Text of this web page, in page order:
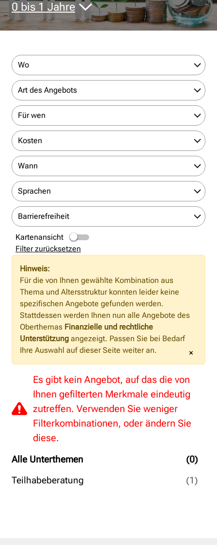
0 bis 1 Jahre
Alle Unterthemen
(0)
Teilhabeberatung
(1)
Wo
Art des Angebots
Für wen
Kosten
Wann
Sprachen
Barrierefreiheit
Kartenansicht
Filter zurücksetzen
Hinweis:
Für die von Ihnen gewählte Kombination aus
Thema und Altersstruktur konnten leider keine
spezifischen Angebote gefunden werden.
Stattdessen werden Ihnen nun alle Angebote des
Oberthemas Finanzielle und rechtliche
Unterstützung angezeigt. Passen Sie bei Bedarf
Ihre Auswahl auf dieser Seite weiter an.
×
Es gibt kein Angebot, auf das die von
Ihnen gefilterten Merkmale eindeutig
zutreffen. Verwenden Sie weniger
Filterkombinationen, oder ändern Sie
diese.